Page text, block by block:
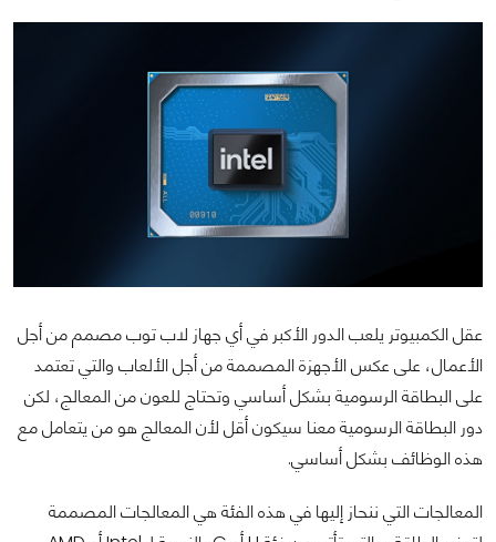
عقل الكمبيوتر يلعب الدور الأكبر في أي جهاز لاب توب مصمم من أجل
الأعمال، على عكس الأجهزة المصممة من أجل الألعاب والتي تعتمد
على البطاقة الرسومية بشكل أساسي وتحتاج للعون من المعالج، لكن
دور البطاقة الرسومية معنا سيكون أقل لأن المعالج هو من يتعامل مع
هذه الوظائف بشكل أساسي.
المعالجات التي ننحاز إليها في هذه الفئة هي المعالجات المصممة